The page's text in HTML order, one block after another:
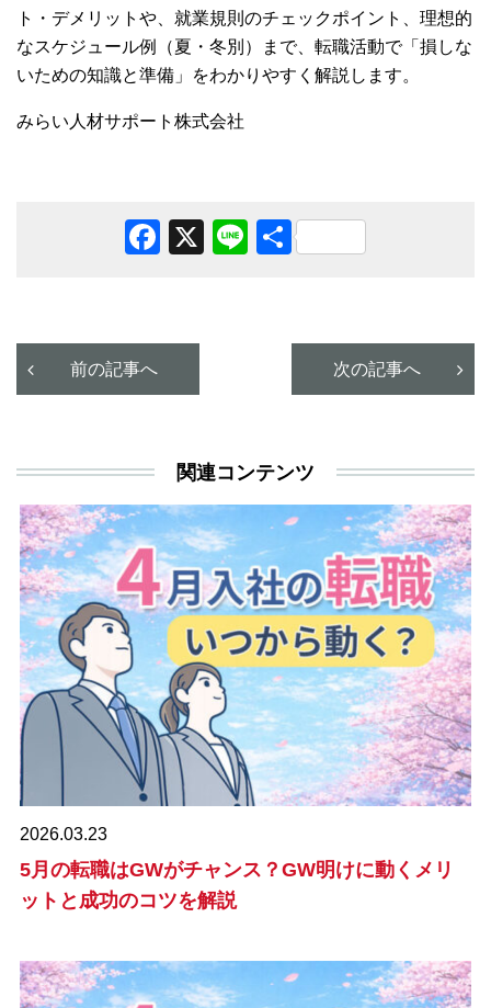
ト・デメリットや、就業規則のチェックポイント、理想的
なスケジュール例（夏・冬別）まで、転職活動で「損しな
いための知識と準備」をわかりやすく解説します。
みらい人材サポート株式会社
Facebook
X Line共
前の記事へ 次の記事へ
関連コンテンツ
2026.03.23
5月の転職はGWがチャンス？GW明けに動くメリ
ットと成功のコツを解説